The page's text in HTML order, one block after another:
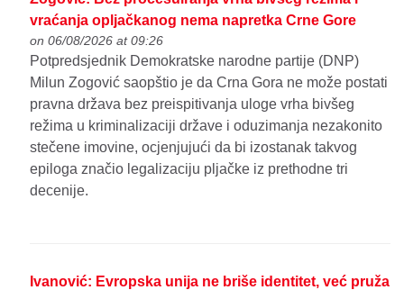
vraćanja opljačkanog nema napretka Crne Gore
on 06/08/2026 at 09:26
Potpredsjednik Demokratske narodne partije (DNP)
Milun Zogović saopštio je da Crna Gora ne može postati
pravna država bez preispitivanja uloge vrha bivšeg
režima u kriminalizaciji države i oduzimanja nezakonito
stečene imovine, ocjenjujući da bi izostanak takvog
epiloga značio legalizaciju pljačke iz prethodne tri
decenije.
Ivanović: Evropska unija ne briše identitet, već pruža